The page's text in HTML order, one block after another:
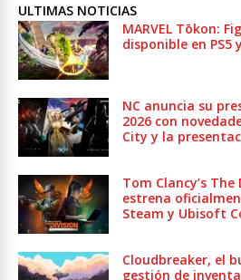
ULTIMAS NOTICIAS
MARVEL Tōkon:
disponible en PS5
NC anuncia su
2026 con
City y la
Tom Clancy’s
estrena
Steam y Ubisoft
Cloudbreaker, el
gestión de